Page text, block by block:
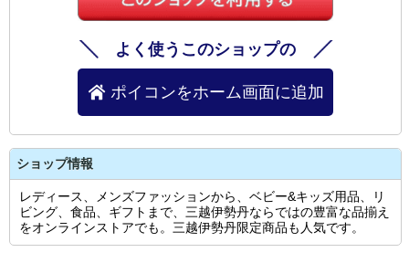
よく使うこのショップの
ポイコンをホーム画面に追加
ショップ情報
レディース、メンズファッションから、ベビー&キッズ用品、リ
ビング、食品、ギフトまで、三越伊勢丹ならではの豊富な品揃え
をオンラインストアでも。三越伊勢丹限定商品も人気です。